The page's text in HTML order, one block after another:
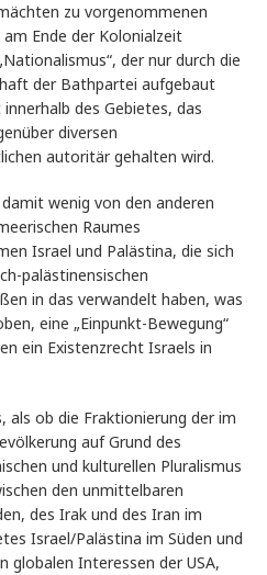
zu vorgenommenen
Ende der Kolonialzeit
der nur durch die
der Bathpartei aufgebaut
des Gebietes, das
diversen
autoritär gehalten wird.
wenig von den anderen
Raumes
Israel und Palästina, die sich
palästinensischen
in das verwandelt haben, was
eine „Einpunkt-Bewegung“
ein Existenzrecht Israels in
als ob die Fraktionierung der im
auf Grund des
und kulturellen Pluralismus
den unmittelbaren
des Irak und des Iran im
Israel/Palästina im Süden und
globalen Interessen der USA,